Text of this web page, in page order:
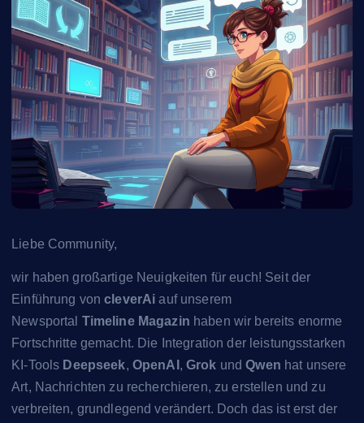
Liebe Community,
wir haben großartige Neuigkeiten für euch! Seit der
Einführung voncleverAi auf unserem
Newsportal Timeline Magazin haben wir bereits enorme
Fortschritte gemacht. Die Integration der leistungsstarken
KI-Tools Deepseek, OpenAI , Grok undQwen hat unsere
Art, Nachrichten zu recherchieren, zu erstellen und zu
verbreiten, grundlegend verändert. Doch das ist erst der